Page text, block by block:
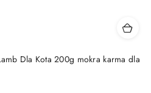
Dla Kota 200g mokra karma dla